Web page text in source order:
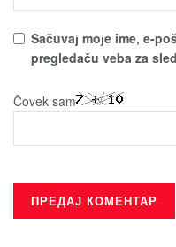
Sačuvaј moјe ime, e-
pregledaču veba za
Čovek sam